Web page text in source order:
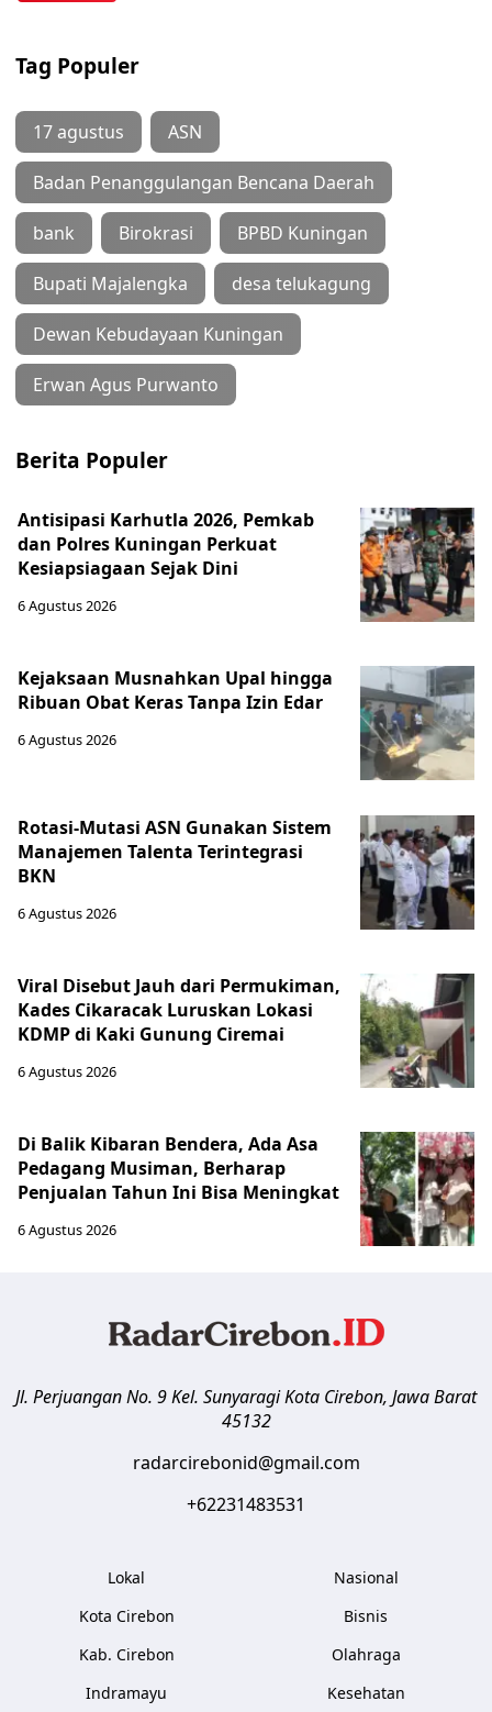
Tag Populer
17 agustus ASN
Badan Penanggulangan Bencana Daerah
bank Birokrasi BPBD Kuningan
Bupati Majalengka desa telukagung
Dewan Kebudayaan Kuningan
Erwan Agus Purwanto
Berita Populer
Antisipasi Karhutla 2026, Pemkab
dan Polres Kuningan Perkuat
Kesiapsiagaan Sejak Dini
6 Agustus 2026
Kejaksaan Musnahkan Upal hingga
Ribuan Obat Keras Tanpa Izin Edar
6 Agustus 2026
Rotasi-Mutasi ASN Gunakan Sistem
Manajemen Talenta Terintegrasi
BKN
6 Agustus 2026
Viral Disebut Jauh dari Permukiman,
Kades Cikaracak Luruskan Lokasi
KDMP di Kaki Gunung Ciremai
6 Agustus 2026
Di Balik Kibaran Bendera, Ada Asa
Pedagang Musiman, Berharap
Penjualan Tahun Ini Bisa Meningkat
6 Agustus 2026
Jl. Perjuangan No. 9 Kel. SunyaragiKota Cirebon, Jawa Barat
45132
radarcirebonid@gmail.com
+62231483531
Lokal
Kota Cirebon
Kab. Cirebon
Indramayu
Nasional
Bisnis
Olahraga
Kesehatan